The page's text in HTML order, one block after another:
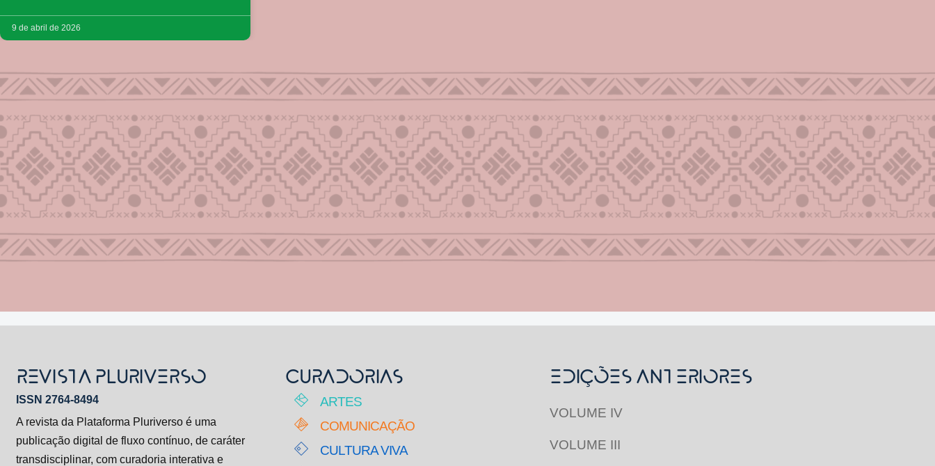
9 de abril de 2026
REVISTA PLURIVERSO
ISSN 2764-8494
A revista da Plataforma Pluriverso é uma
publicação digital de fluxo contínuo, de caráter
transdisciplinar, com curadoria interativa e
CURADORIAS
ARTES
COMUNICAÇÃO
CULTURA VIVA
Edições Anteriores
VOLUME IV
VOLUME III